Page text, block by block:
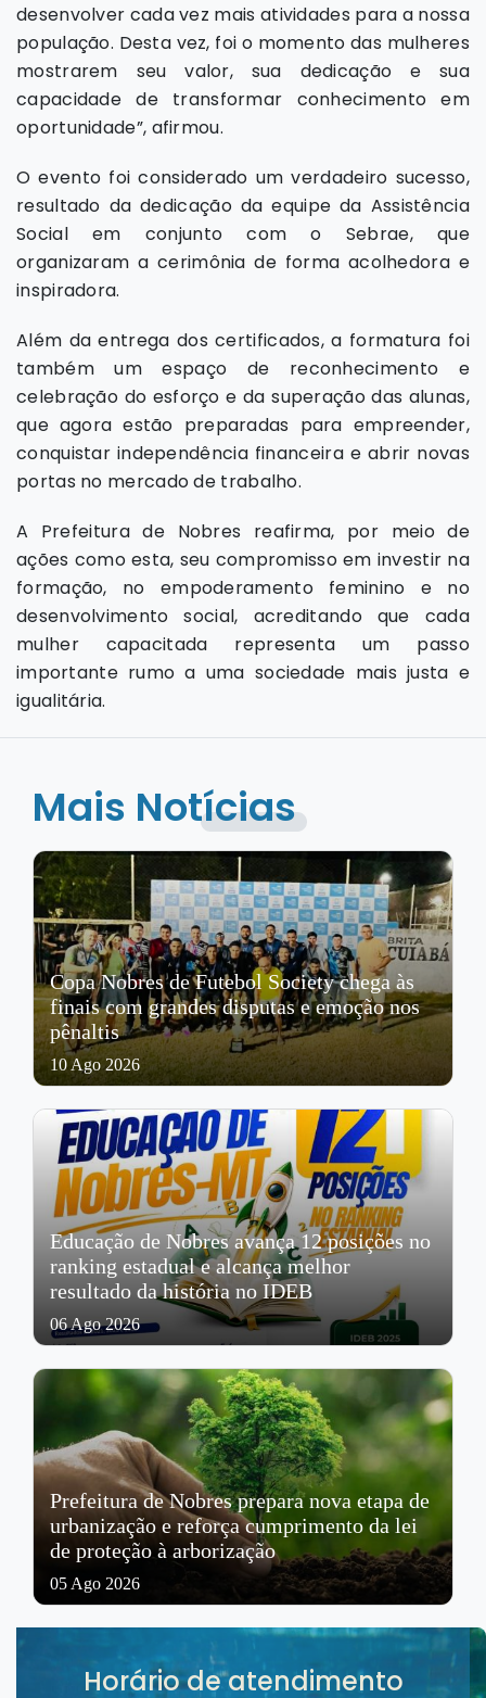
desenvolver cada vez mais atividades para a nossa
população. Desta vez, foi o momento das mulheres
mostrarem seu valor, sua dedicação e sua
capacidade de transformar conhecimento em
oportunidade”, afirmou.
O evento foi considerado um verdadeiro sucesso,
resultado da dedicação da equipe da Assistência
Social em conjunto com o Sebrae, que
organizaram a cerimônia de forma acolhedora e
inspiradora.
Além da entrega dos certificados, a formatura foi
também um espaço de reconhecimento e
celebração do esforço e da superação das alunas,
que agora estão preparadas para empreender,
conquistar independência financeira e abrir novas
portas no mercado de trabalho.
A Prefeitura de Nobres reafirma, por meio de
ações como esta, seu compromisso em investir na
formação, no empoderamento feminino e no
desenvolvimento social, acreditando que cada
mulher capacitada representa um passo
importante rumo a uma sociedade mais justa e
igualitária.
Mais Notícias
Copa Nobres de Futebol Society chega às
finais com grandes disputas e emoção nos
pênaltis
10 Ago 2026
Educação de Nobres avança 12 posições no
ranking estadual e alcança melhor
resultado da história no IDEB
06 Ago 2026
Prefeitura de Nobres prepara nova etapa de
urbanização e reforça cumprimento da lei
de proteção à arborização
05 Ago 2026
Horário de atendimento